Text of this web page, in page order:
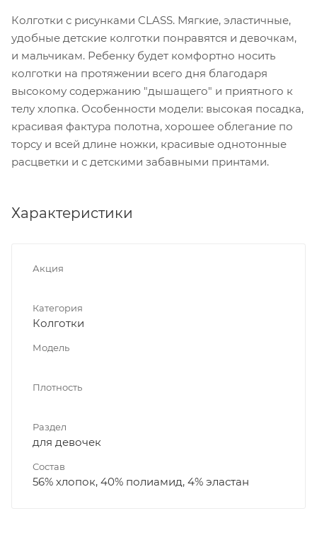
Колготки с рисунками CLASS. Мягкие, эластичные,
удобные детские колготки понравятся и девочкам,
и мальчикам. Ребенку будет комфортно носить
колготки на протяжении всего дня благодаря
высокому содержанию "дышащего" и приятного к
телу хлопка. Особенности модели: высокая посадка,
красивая фактура полотна, хорошее облегание по
торсу и всей длине ножки, красивые однотонные
расцветки и с детскими забавными принтами.
Характеристики
Акция
Категория
Колготки
Модель
Плотность
Раздел
для девочек
Состав
56% хлопок, 40% полиамид, 4% эластан